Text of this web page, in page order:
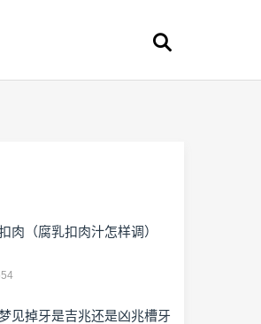
肉（腐乳扣肉汁怎样调）
见掉牙是吉兆还是凶兆槽牙